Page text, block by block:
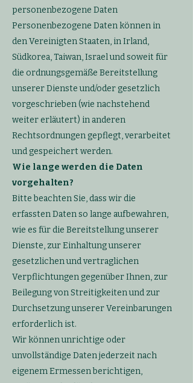
personenbezogene Daten
Personenbezogene Daten können in
den Vereinigten Staaten, in Irland,
Südkorea, Taiwan, Israel und soweit für
die ordnungsgemäße Bereitstellung
unserer Dienste und/oder gesetzlich
vorgeschrieben (wie nachstehend
weiter erläutert) in anderen
Rechtsordnungen gepflegt, verarbeitet
und gespeichert werden.
Wie lange werden die Daten
vorgehalten?
Bitte beachten Sie, dass wir die
erfassten Daten so lange aufbewahren,
wie es für die Bereitstellung unserer
Dienste, zur Einhaltung unserer
gesetzlichen und vertraglichen
Verpflichtungen gegenüber Ihnen, zur
Beilegung von Streitigkeiten und zur
Durchsetzung unserer Vereinbarungen
erforderlich ist.
Wir können unrichtige oder
unvollständige Daten jederzeit nach
eigenem Ermessen berichtigen,